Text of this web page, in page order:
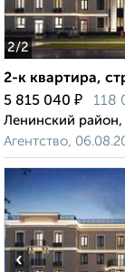
2/2
2-к квартира,
5 815 040 ₽ 118
Ленинский
Агентство,
‹